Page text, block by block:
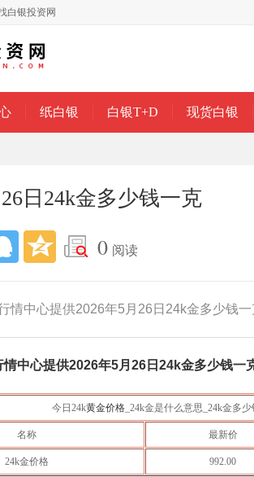
白银投资网
纸白银 白银T+D 现货白银
日24k金多少钱一克
0 阅读
情中心提供2026年5月26日24k金多少钱一
情中心提供2026年5月26日 24k金多少钱一
今日24k黄金价格 _24k金是什么意思_24k金多
名称 最新价
24k金价格 992.00